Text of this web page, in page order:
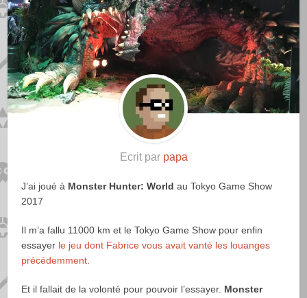
Ecrit par papa
J’ai joué à Monster Hunter: World au Tokyo Game Show
2017
Il m’a fallu 11000 km et le Tokyo Game Show pour enfin
essayer le jeu dont Fabrice vous avait vanté les louanges
précédemment
Et il fallait de la volonté pour pouvoir l’essayer. Monster